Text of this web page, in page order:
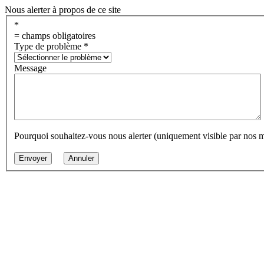
Nous alerter à propos de ce site
*
= champs obligatoires
Type de problème *
Message
Pourquoi souhaitez-vous nous alerter (uniquement visible par nos